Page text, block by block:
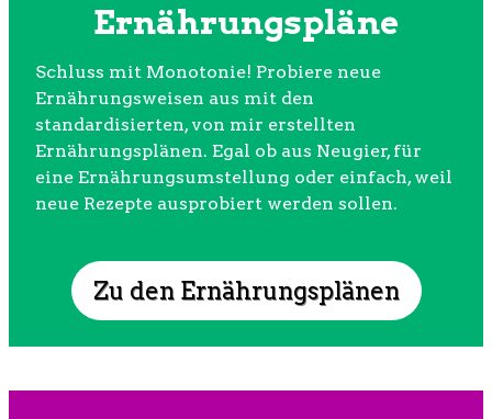
Ernährungspläne
Schluss mit Monotonie! Probiere neue
Ernährungsweisen aus mit den
standardisierten, von mir erstellten
Ernährungsplänen. Egal ob aus Neugier, für
eine Ernährungsumstellung oder einfach, weil
neue Rezepte ausprobiert werden sollen.
Zu den Ernährungsplänen